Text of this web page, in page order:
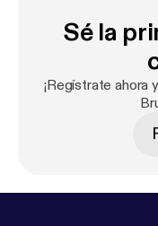
Maltese Falcon
newfound joy to
lockdown youtube
Sé la
¡Regístrate ahora